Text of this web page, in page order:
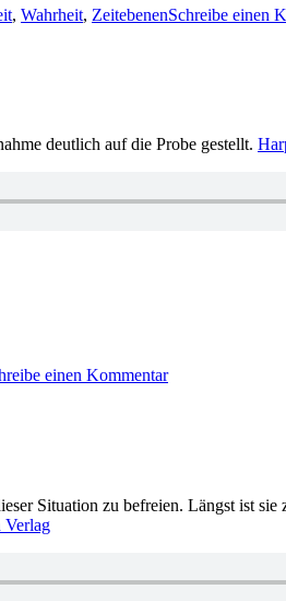
, Wahrheit, ZeitebenenSchreibe einen
deutlich auf die Probe gestellt.
einen KommentarKarin
Situation zu befreien. Längst ist
Verlag